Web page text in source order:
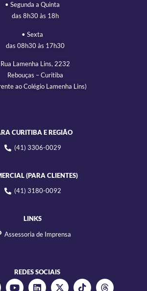
• Segunda a Quinta
das 8h30 às 18h
• Sexta
das 08h30 às 17h30
Lamenha Lins, 2232
Rebouças – Curitiba
ao Colégio Lamenha Lins)
CURITIBA E REGIÃO
(41) 3306-0029
(PARA CLIENTES)
(41) 3180-0092
LINKS
Assessoria de Imprensa
REDES SOCIAIS